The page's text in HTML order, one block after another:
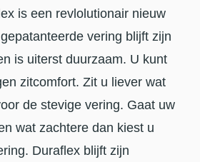
is een revlolutionair nieuw
vering blijft zijn
is uiterst duurzaam. U kunt
zitcomfort. Zit u liever wat
de stevige vering. Gaat uw
wat zachtere dan kiest u
Duraflex blijft zijn